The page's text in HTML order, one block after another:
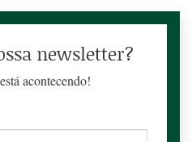
newsletter?
acontecendo!